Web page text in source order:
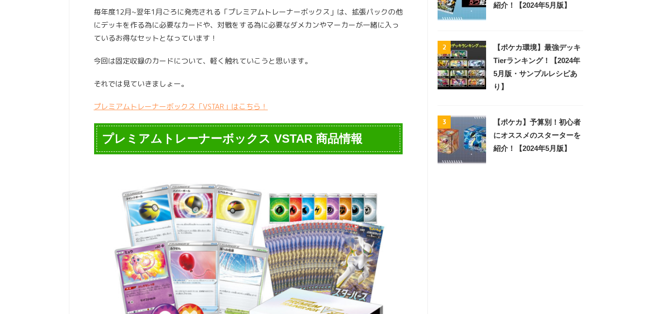
毎年度12月~翌年1月ごろに発売される「プレミアムトレーナーボックス」は、拡張パックの他
にデッキを作る為に必要なカードや、対戦をする為に必要なダメカンやマーカーが一緒に入っ
ているお得なセットとなっています！
今回は固定収録のカードについて、軽く触れていこうと思います。
それでは見ていきましょー。
プレミアムトレーナーボックス「VSTAR」はこちら！
プレミアムトレーナーボックス VSTAR 商品情報
紹介！【2024年5月版】
2
【ポケカ環境】最強デッキ
Tierランキング！【2024年
5月版・サンプルレシピあ
り】
3
【ポケカ】予算別！初心者
にオススメのスターターを
紹介！【2024年5月版】